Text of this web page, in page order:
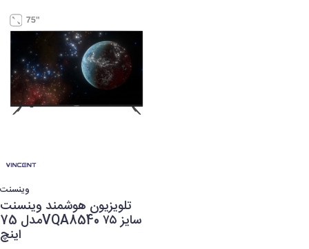
وینسنت
تلویزیون هوشمند وینسنت
مدل 75VQA8540 سایز ۷۵
اینچ